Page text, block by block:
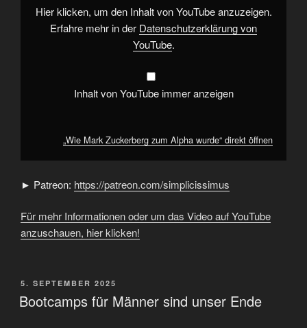
YouTube
anzeigen
Hier klicken, um den Inhalt von YouTube anzuzeigen.
Erfahre mehr in der Datenschutzerklärung von
YouTube.
Inhalt von YouTube immer anzeigen
„Wie Mark Zuckerberg zum Alpha wurde“ direkt öffnen
► Patreon: https://patreon.com/simplicissimus
Für mehr Informationen oder um das Video auf YouTube
anzuschauen, hier klicken!
VERÖFFENTLICHT
AM
5. SEPTEMBER 2025
Bootcamps für Männer sind unser Ende